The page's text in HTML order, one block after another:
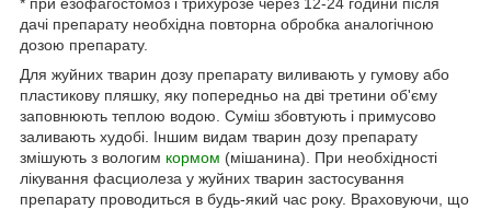
* при езофагостомоз і трихурозе через 12-24 години після
дачі препарату необхідна повторна обробка аналогічною
дозою препарату.
Для жуйних тварин дозу препарату виливають у гумову або
пластикову пляшку, яку попередньо на дві третини об'єму
заповнюють теплою водою. Суміш збовтують і примусово
заливають худобі. Іншим видам тварин дозу препарату
змішують з вологим кормом (мішанина). При необхідності
лікування фасциолеза у жуйних тварин застосування
препарату проводиться в будь-який час року. Враховуючи, що